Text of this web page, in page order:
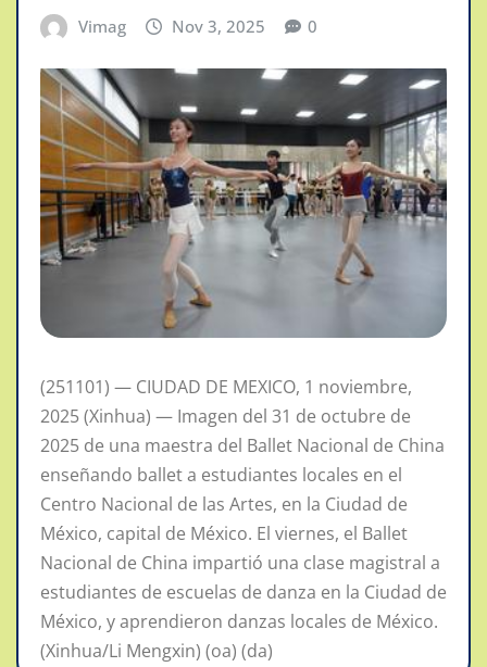
Vimag Nov 3, 2025 0
(251101) — CIUDAD DE MEXICO, 1 noviembre,
2025 (Xinhua) — Imagen del 31 de octubre de
2025 de una maestra del Ballet Nacional de China
enseñando ballet a estudiantes locales en el
Centro Nacional de las Artes, en la Ciudad de
México, capital de México. El viernes, el Ballet
Nacional de China impartió una clase magistral a
estudiantes de escuelas de danza en la Ciudad de
México, y aprendieron danzas locales de México.
(Xinhua/Li Mengxin) (oa) (da)